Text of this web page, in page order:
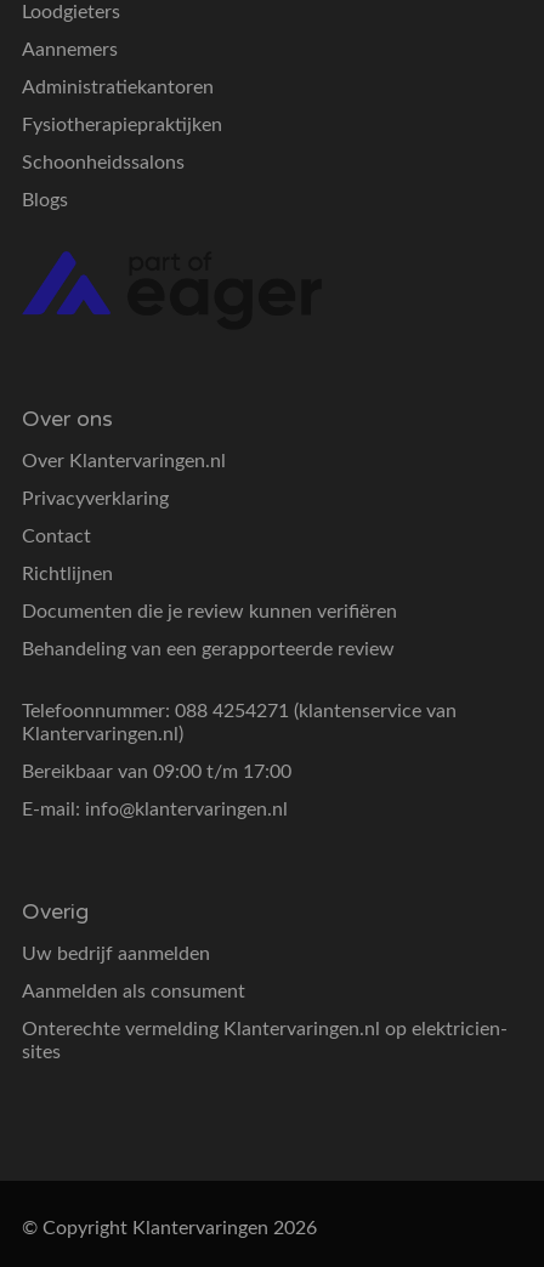
Loodgieters
Aannemers
Administratiekantoren
Fysiotherapiepraktijken
Schoonheidssalons
Blogs
Over ons
Over Klantervaringen.nl
Privacyverklaring
Contact
Richtlijnen
Documenten die je review kunnen verifiëren
Behandeling van een gerapporteerde review
Telefoonnummer: 088 4254271 (klantenservice van
Klantervaringen.nl)
Bereikbaar van 09:00 t/m 17:00
E-mail: info@klantervaringen.nl
Overig
Uw bedrijf aanmelden
Aanmelden als consument
Onterechte vermelding Klantervaringen.nl op elektricien-
sites
© Copyright Klantervaringen 2026